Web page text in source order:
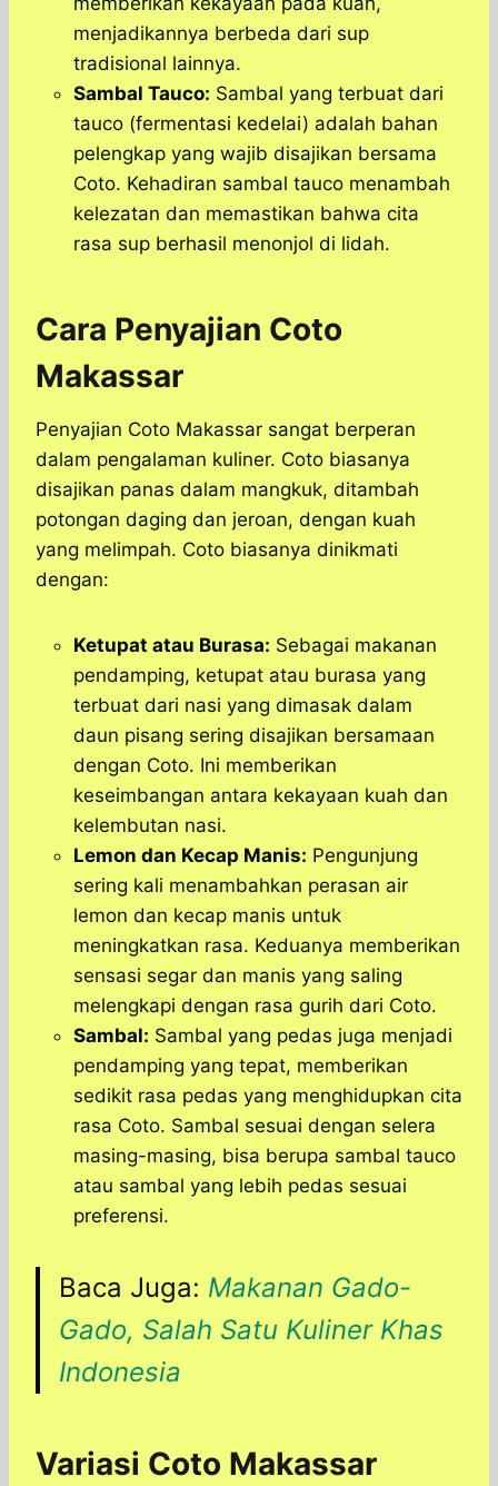
menjadikannya berbeda dari sup
tradisional lainnya.
Sambal Tauco: Sambal yang terbuat dari
tauco (fermentasi kedelai) adalah bahan
pelengkap yang wajib disajikan bersama
Coto. Kehadiran sambal tauco menambah
kelezatan dan memastikan bahwa cita
rasa sup berhasil menonjol di lidah.
Cara Penyajian Coto
Makassar
Penyajian Coto Makassar sangat berperan
dalam pengalaman kuliner. Coto biasanya
disajikan panas dalam mangkuk, ditambah
potongan daging dan jeroan, dengan kuah
yang melimpah. Coto biasanya dinikmati
dengan:
Ketupat atau Burasa: Sebagai makanan
pendamping, ketupat atau burasa yang
terbuat dari nasi yang dimasak dalam
daun pisang sering disajikan bersamaan
dengan Coto. Ini memberikan
keseimbangan antara kekayaan kuah dan
kelembutan nasi.
Lemon dan Kecap Manis: Pengunjung
sering kali menambahkan perasan air
lemon dan kecap manis untuk
meningkatkan rasa. Keduanya memberikan
sensasi segar dan manis yang saling
melengkapi dengan rasa gurih dari Coto.
Sambal: Sambal yang pedas juga menjadi
pendamping yang tepat, memberikan
sedikit rasa pedas yang menghidupkan cita
rasa Coto. Sambal sesuai dengan selera
masing-masing, bisa berupa sambal tauco
atau sambal yang lebih pedas sesuai
preferensi.
Baca Juga: Makanan Gado-
Gado, Salah Satu Kuliner Khas
Indonesia
Variasi Coto Makassar